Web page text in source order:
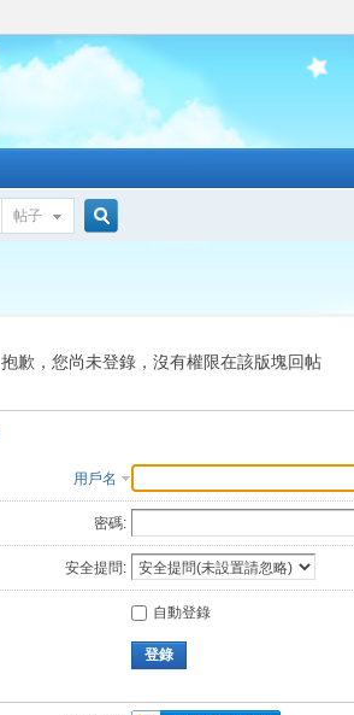
帖子
索
抱歉，您尚未登錄，沒有權限在該版塊回帖
用戶名
密碼:
安全提問:
自動登錄
登錄